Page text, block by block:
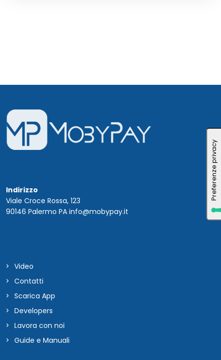
Indirizzo
Viale Croce Rossa, 123
90146 Palermo PA info@mobypay.it
Video
Contatti
Scarica App
Developers
Lavora con noi
Guide e Manuali